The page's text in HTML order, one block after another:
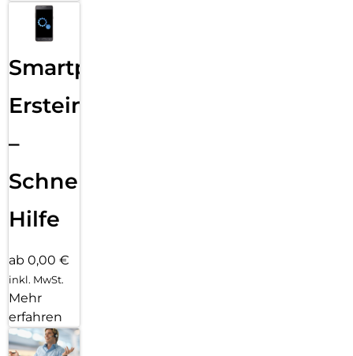
Smartphone
Ersteinrichtung
–
Schnelle
Hilfe
ab 0,00 €
inkl. MwSt.
Mehr
erfahren